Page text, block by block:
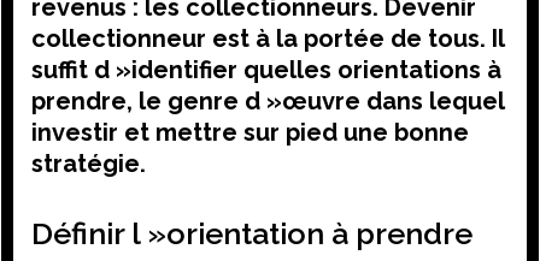
revenus : les collectionneurs. Devenir
collectionneur est à la portée de tous. Il
suffit d »identifier quelles orientations à
prendre, le genre d »œuvre dans lequel
investir et mettre sur pied une bonne
stratégie.
Définir l »orientation à prendre